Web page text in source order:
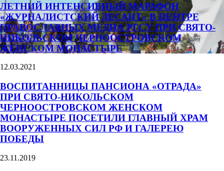
ЛЕТНИЙ ИНТЕНСИВНЫЙ МАРАФОН
«ЖУРНАЛИСТСКИЙ ДЕСАНТ» В ЦЕНТРЕ
ПРАВОСЛАВНЫХ МЕДИА РГСУ ПРИ СВЯТО-
НИКОЛЬСКОМ ЧЕРНООСТРОВСКОМ
ЖЕНСКОМ МОНАСТЫРЕ
12.03.2021
ВОСПИТАННИЦЫ ПАНСИОНА «ОТРАДА»
ПРИ СВЯТО-НИКОЛЬСКОМ
ЧЕРНООСТРОВСКОМ ЖЕНСКОМ
МОНАСТЫРЕ ПОСЕТИЛИ ГЛАВНЫЙ ХРАМ
ВООРУЖЕННЫХ СИЛ РФ И ГАЛЕРЕЮ
ПОБЕДЫ
23.11.2019